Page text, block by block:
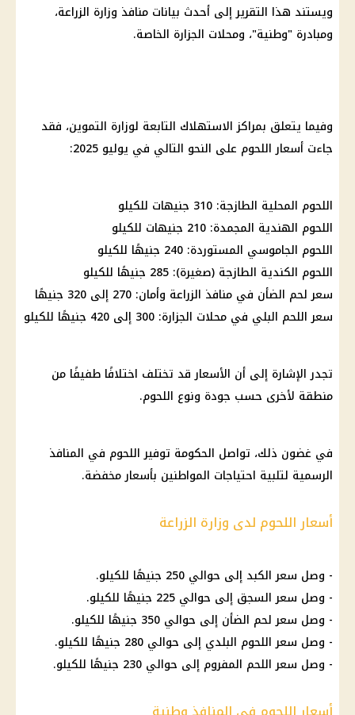
ويستند هذا التقرير إلى أحدث بيانات منافذ وزارة الزراعة،
ومبادرة "وطنية"، ومحلات الجزارة الخاصة.
وفيما يتعلق بمراكز الاستهلاك التابعة لوزارة التموين، فقد
جاءت أسعار اللحوم على النحو التالي في يوليو 2025:
اللحوم المحلية الطازجة: 310 جنيهات للكيلو
اللحوم الهندية المجمدة: 210 جنيهات للكيلو
اللحوم الجاموسي المستوردة: 240 جنيهًا للكيلو
اللحوم الكندية الطازجة (صغيرة): 285 جنيهًا للكيلو
سعر لحم الضأن في منافذ الزراعة وأمان: 270 إلى 320 جنيهًا
سعر اللحم البلي في محلات الجزارة: 300 إلى 420 جنيهًا للكيلو
تجدر الإشارة إلى أن الأسعار قد تختلف اختلافًا طفيفًا من
منطقة لأخرى حسب جودة ونوع اللحوم.
في غضون ذلك، تواصل الحكومة توفيراللحوم في المنافذ
الرسمية لتلبية احتياجات المواطنين بأسعار مخفضة.
أسعار اللحوم لدى وزارة الزراعة
- وصل سعر الكبد إلى حوالي 250 جنيهًا للكيلو.
- وصل سعر السجق إلى حوالي 225 جنيهًا للكيلو.
- وصل سعر لحم الضأن إلى حوالي 350 جنيهًا للكيلو.
- وصل سعر اللحوم البلدي إلى حوالي 280 جنيهًا للكيلو.
- وصل سعر اللحم المفروم إلى حوالي 230 جنيهًا للكيلو.